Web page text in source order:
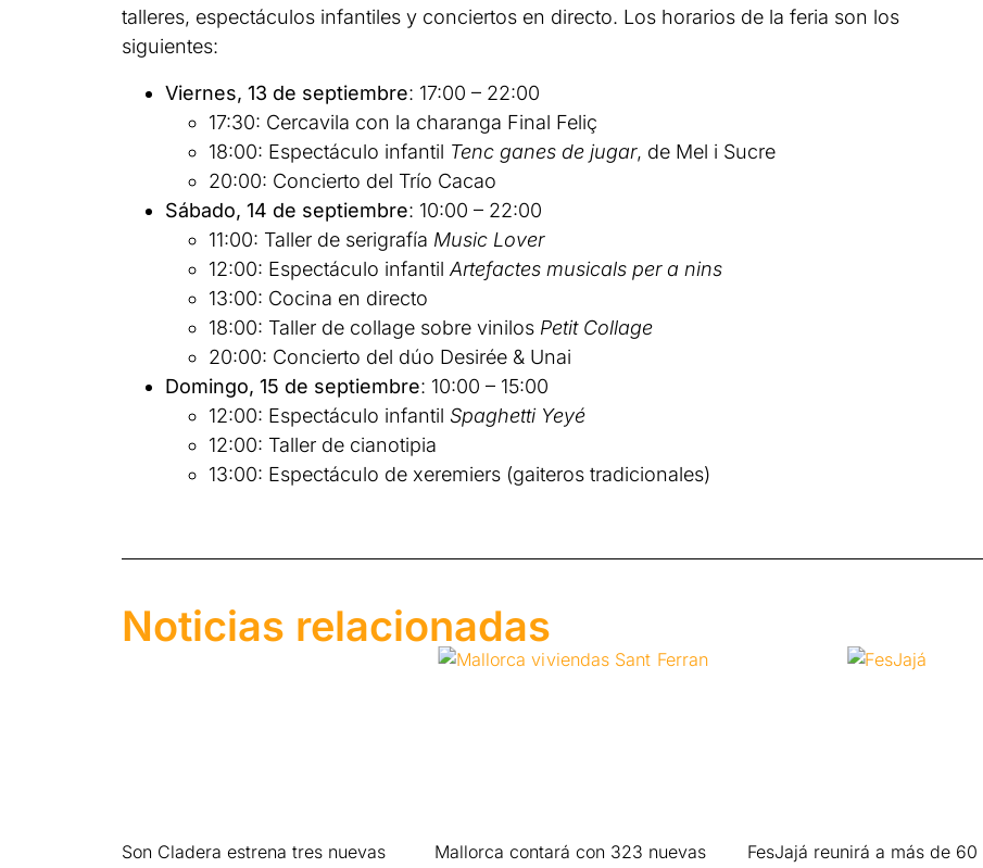
talleres, espectáculos infantiles y conciertos en directo. Los horarios de la feria son los
siguientes:
Viernes, 13 de septiembre: 17:00 – 22:00
17:30: Cercavila con la charanga Final Feliç
18:00: Espectáculo infantil Tenc ganes de jugar, de Mel i Sucre
20:00: Concierto del Trío Cacao
Sábado, 14 de septiembre: 10:00 – 22:00
11:00: Taller de serigrafía Music Lover
12:00: Espectáculo infantil Artefactes musicals per a nins
13:00: Cocina en directo
18:00: Taller de collage sobre vinilos Petit Collage
20:00: Concierto del dúo Desirée & Unai
Domingo, 15 de septiembre: 10:00 – 15:00
12:00: Espectáculo infantil Spaghetti Yeyé
12:00: Taller de cianotipia
13:00: Espectáculo de xeremiers (gaiteros tradicionales)
Noticias relacionadas
Son Cladera estrena tres nuevas
Mallorca contará con 323 nuevas
FesJajá reunirá a más de 60